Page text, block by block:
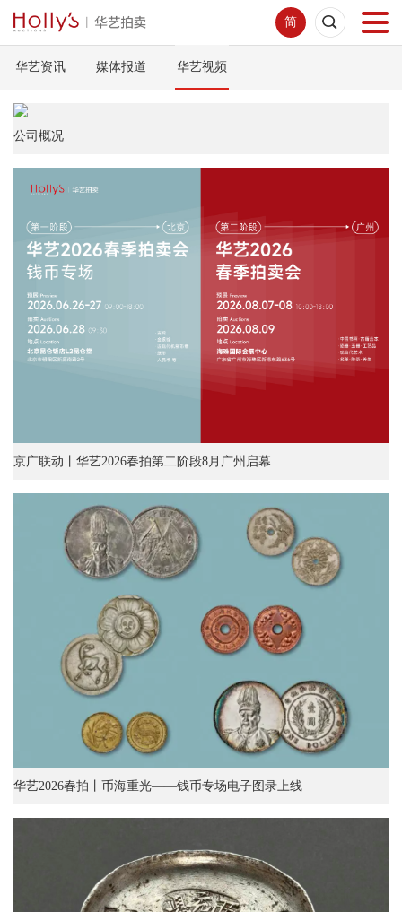
简
首页
网络拍卖
服务指南
新闻中心
华艺资讯 媒体报道 华艺视频
公司概况
京广联动丨华艺2026春拍第二阶段8月广州启幕
华艺2026春拍丨币海重光——钱币专场电子图录上线